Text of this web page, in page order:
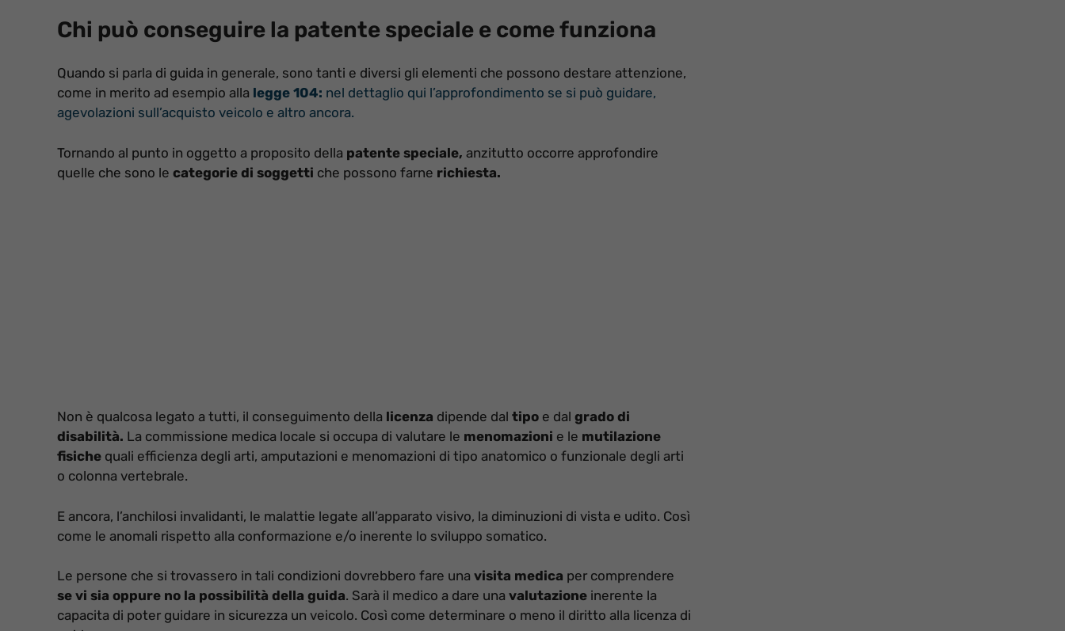
Chi può conseguire la patente speciale e come funziona
Quando si parla di guida in generale, sono tanti e diversi gli elementi che possono destare attenzione,
come in merito ad esempio alla legge 104: nel dettaglio qui l’approfondimento se si può guidare,
agevolazioni sull’acquisto veicolo e altro ancora.
Tornando al punto in oggetto a proposito della patente speciale, anzitutto occorre approfondire
quelle che sono le categorie di soggetti che possono farne richiesta.
Non è qualcosa legato a tutti, il conseguimento della licenza dipende dal tipo e dal grado di
disabilità. La commissione medica locale si occupa di valutare le menomazioni e le mutilazione
fisiche quali efficienza degli arti, amputazioni e menomazioni di tipo anatomico o funzionale degli arti
o colonna vertebrale.
E ancora, l’anchilosi invalidanti, le malattie legate all’apparato visivo, la diminuzioni di vista e udito. Così
come le anomali rispetto alla conformazione e/o inerente lo sviluppo somatico.
Le persone che si trovassero in tali condizioni dovrebbero fare una visita medica per comprendere
se vi sia oppure no la possibilità della guida. Sarà il medico a dare una valutazione inerente la
capacita di poter guidare in sicurezza un veicolo. Così come determinare o meno il diritto alla licenza di